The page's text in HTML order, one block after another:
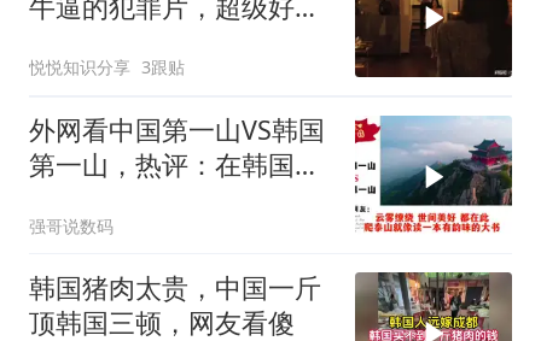
悦悦知识分享 3跟贴
外网看中国第一山VS韩国
第一山，热评：在韩国土
强哥说数码
韩国猪肉太贵，中国一斤
顶韩国三顿，网友看傻